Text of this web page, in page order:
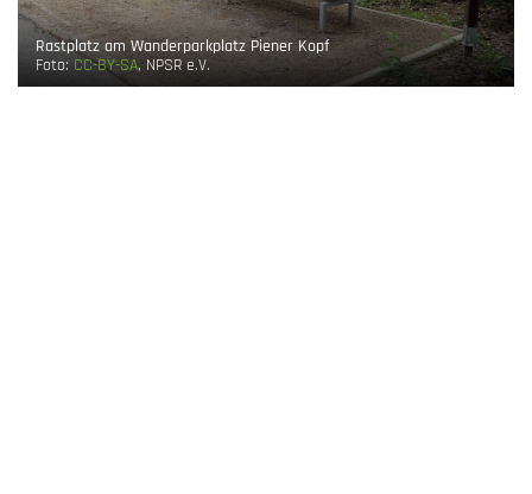
Rastplatz am Wanderparkplatz Piener Kopf
Foto: CC-BY-SA, NPSR e.V.